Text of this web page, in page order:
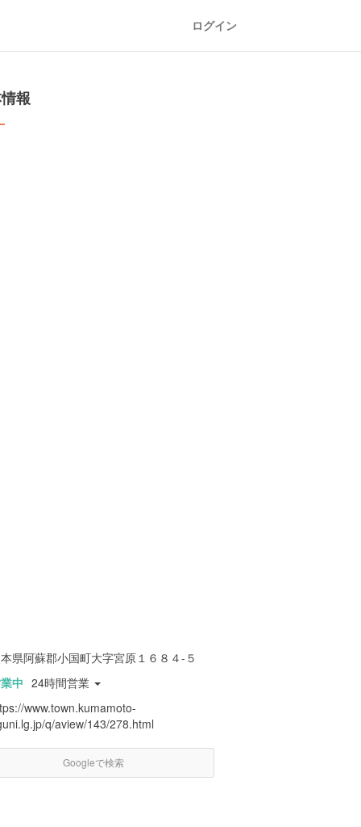
ログイン
報
県阿蘇郡小国町大字宮原１６８４-５
中 24時間営業
www.town.kumamoto-
q/aview/143/278.html
Googleで検索